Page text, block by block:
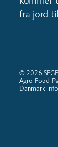
fra jord
© 2026
Agro Food
Danmark